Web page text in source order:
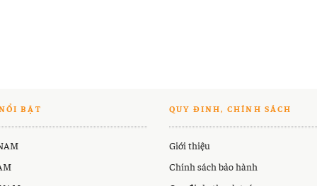
BẬT QUY ĐINH, CHÍNH SÁCH
Giới thiệu
Chính sách bảo hành